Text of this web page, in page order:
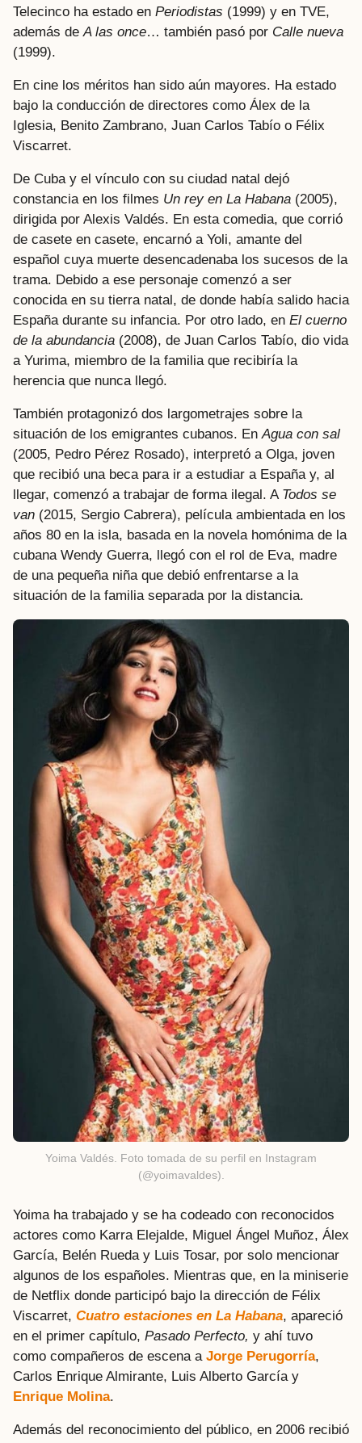
Telecinco ha estado en Periodistas (1999) y en TVE,
además de A las once… también pasó por Calle nueva
(1999).
En cine los méritos han sido aún mayores. Ha estado
bajo la conducción de directores como Álex de la
Iglesia, Benito Zambrano, Juan Carlos Tabío o Félix
Viscarret.
De Cuba y el vínculo con su ciudad natal dejó
constancia en los filmes Un rey en La Habana (2005),
dirigida por Alexis Valdés. En esta comedia, que corrió
de casete en casete, encarnó a Yoli, amante del
español cuya muerte desencadenaba los sucesos de la
trama. Debido a ese personaje comenzó a ser
conocida en su tierra natal, de donde había salido hacia
España durante su infancia. Por otro lado, en El cuerno
de la abundancia (2008), de Juan Carlos Tabío, dio vida
a Yurima, miembro de la familia que recibiría la
herencia que nunca llegó.
También protagonizó dos largometrajes sobre la
situación de los emigrantes cubanos. EnAgua con sal
(2005, Pedro Pérez Rosado), interpretó a Olga, joven
que recibió una beca para ir a estudiar a España y, al
llegar, comenzó a trabajar de forma ilegal. A Todos se
van (2015, Sergio Cabrera), película ambientada en los
años 80 en la isla, basada en la novela homónima de la
cubana Wendy Guerra, llegó con el rol de Eva, madre
de una pequeña niña que debió enfrentarse a la
situación de la familia separada por la distancia.
Yoima Valdés. Foto tomada de su perfil en Instagram
(@yoimavaldes).
Yoima ha trabajado y se ha codeado con reconocidos
actores como Karra Elejalde, Miguel Ángel Muñoz, Álex
García, Belén Rueda y Luis Tosar, por solo mencionar
algunos de los españoles. Mientras que, en la miniserie
de Netflix donde participó bajo la dirección de Félix
Viscarret, Cuatro estaciones en La Habana, apareció
en el primer capítulo, Pasado Perfecto, y ahí tuvo
como compañeros de escena a Jorge Perugorría,
Carlos Enrique Almirante, Luis Alberto García y
Enrique Molina.
Además del reconocimiento del público, en 2006 recibió